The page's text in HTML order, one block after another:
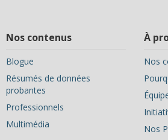
Nos contenus
Blogue
Résumés de données
probantes
Professionnels
Multimédia
À
Nos
Nos